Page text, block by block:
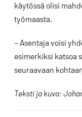
käytössä olisi
työmaasta.
– Asentaja voisi
esimerkiksi katsoa
seuraavaan
Teksti ja kuva: